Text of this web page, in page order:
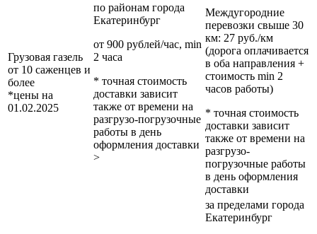
Грузовая газель
от 10 саженцев и
более
*цены на
01.02.2025
по районам города
Екатеринбург
от 900 рублей/час, min
2 часа
* точная стоимость
доставки зависит
также от времени на
разгрузо-погрузочные
работы в день
оформления доставки
>
Междугородние
перевозки свыше 30
км: 27 руб./км
(дорога оплачивается
в оба направления +
стоимость min 2
часов работы)
* точная стоимость
доставки зависит
также от времени на
разгрузо-
погрузочные работы
в день оформления
доставки
за пределами города
Екатеринбург